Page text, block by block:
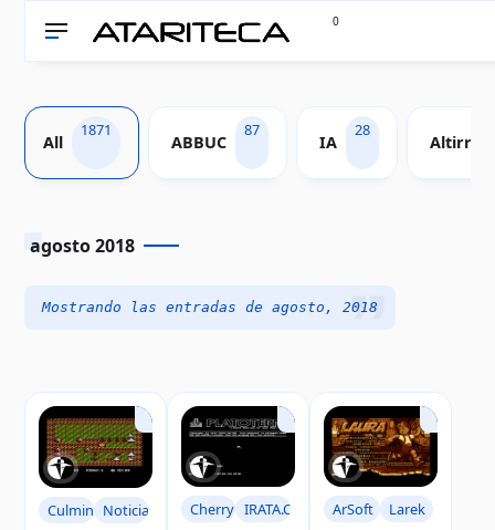
0
All
1871
ABBUC
87
IA
28
Altirra
agosto 2018
Mostrando las entradas de agosto, 2018
Culmins Noticias CherryhomesIRATA.ONLINEArSoft Larek